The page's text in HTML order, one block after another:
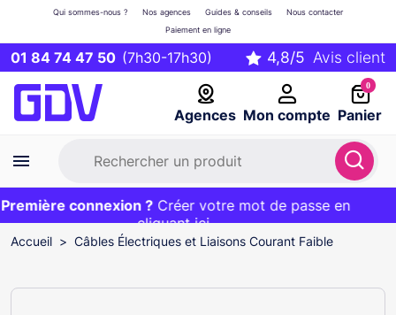
01 84 74 47 50 (7h30-17h30)
Agences Mon compte
Qui sommes-nous ? Nos agences Guides & conseils
Nous contacter
Paiement en ligne
0
Panier
Première commande ?20€ OFFERT sur votre panier
et livraison 24/48h gratuite avec le codeBIENVENUE
connexion ?Créer votre mot de passe en
cliquant ici
EXCLU WEB :
Accueil Câbles Électriques et Liaisons Courant Faible